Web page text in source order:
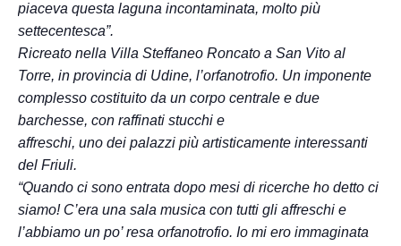
piaceva questa laguna incontaminata, molto più
settecentesca”.
Ricreato nella Villa Steffaneo Roncato a San Vito al
Torre, in provincia di Udine, l’orfanotrofio. Un imponente
complesso costituito da un corpo centrale e due
barchesse, con raffinati stucchi e
affreschi, uno dei palazzi più artisticamente interessanti
del Friuli.
“Quando ci sono entrata dopo mesi di ricerche ho detto ci
siamo! C’era una sala musica con tutti gli affreschi e
l’abbiamo un po’ resa orfanotrofio. Io mi ero immaginata